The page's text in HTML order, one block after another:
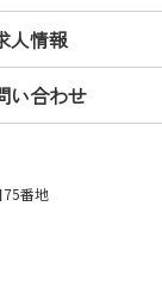
人情報
い合わせ
番地